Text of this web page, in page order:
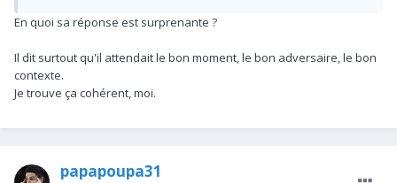
En quoi sa réponse est surprenante ?
Il dit surtout qu'il attendait le bon moment, le bon adversaire, le bon
contexte.
Je trouve ça cohérent, moi.
papapoupa31